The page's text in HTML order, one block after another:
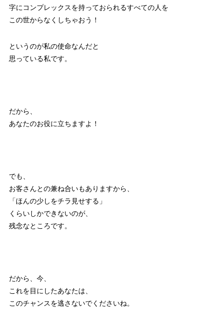
字にコンプレックスを持っておられるすべての人を
この世からなくしちゃおう！
というのが私の使命なんだと
思っている私です。
だから、
あなたのお役に立ちますよ！
でも、
お客さんとの兼ね合いもありますから、
「ほんの少しをチラ見せする」
くらいしかできないのが、
残念なところです。
だから、今、
これを目にしたあなたは、
このチャンスを逃さないでくださいね。